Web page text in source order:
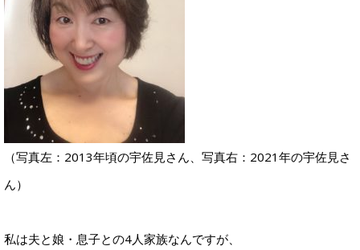
（写真左：2013年頃の宇佐見さん、写真右：2021年の宇佐見さ
ん）
私は夫と娘・息子との4人家族なんですが、